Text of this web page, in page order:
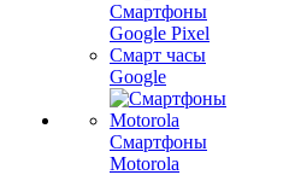
Смартфоны
Google Pixel
Смарт часы
Google
Смартфоны
Motorola